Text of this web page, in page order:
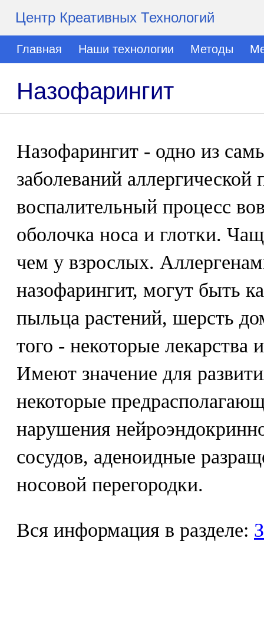
Центр Креативных Технологий
Главная Наши технологии Методы
Назофарингит
Назофарингит - одно из
заболеваний
воспалительный процесс
оболочка носа и глотки.
чем у взрослых.
назофарингит, могут быть
пыльца растений, шерсть
того - некоторые
Имеют значение для
некоторые
нарушения
сосудов, аденоидные
носовой перегородки.
Вся информация в разделе: